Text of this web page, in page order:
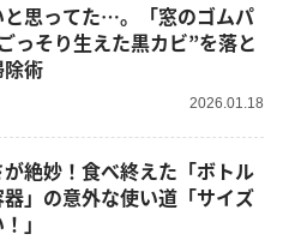
と思ってた…。「窓のゴムパ
っそり生えた黒カビ”を落と
術
2026.01.18
絶妙！食べ終えた「ボトル
」の意外な使い道「サイズ
」